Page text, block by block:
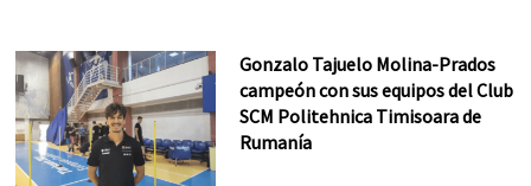
Gonzalo Tajuelo Molina-Prados
campeón con sus equipos del Club
SCM Politehnica Timisoara de
Rumanía